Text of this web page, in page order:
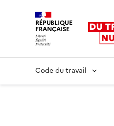
RÉPUBLIQUE
FRANÇAISE
Code du travail